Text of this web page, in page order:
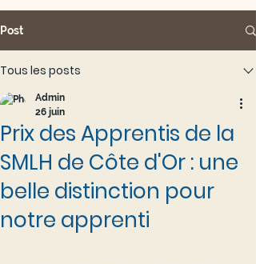
Post
Tous les posts
Prix des Apprentis de la
SMLH de Côte d'Or : une
belle distinction pour
notre apprenti
Admin
26 juin